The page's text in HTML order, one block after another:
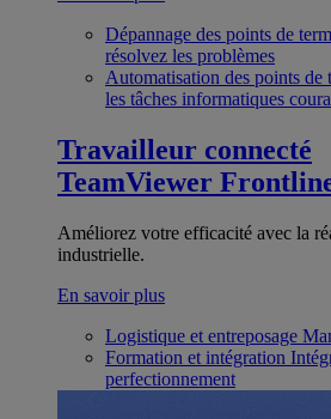
Dépannage des points de
résolvez les problèmes
Automatisation des points de
les tâches informatiques
Travailleur connecté
TeamViewer
Améliorez votre efficacité avec la
industrielle.
En savoir plus
Logistique et entreposage
Formation et intégration
perfectionnement